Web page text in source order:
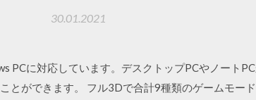
30.01.2021
PCに対応しています。デスクトップPCやノート
とができます。 フル3Dで合計9種類のゲームモー